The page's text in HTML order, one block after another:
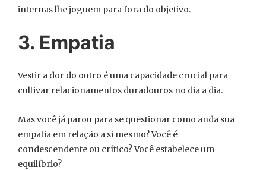
internas lhe joguem para fora do objetivo.
3. Empatia
Vestir a dor do outro é uma capacidade crucial para
cultivar relacionamentos duradouros no dia a dia.
Mas você já parou para se questionar como anda sua
empatia em relação a si mesmo? Você é
condescendente ou crítico? Você estabelece um
equilíbrio?